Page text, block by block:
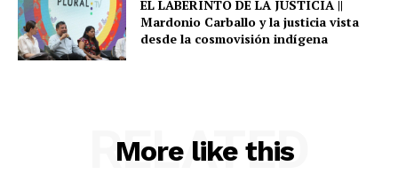
EL LABERINTO DE LA JUSTICIA ||
Mardonio Carballo y la justicia vista
desde la cosmovisión indígena
More like this
RELATED